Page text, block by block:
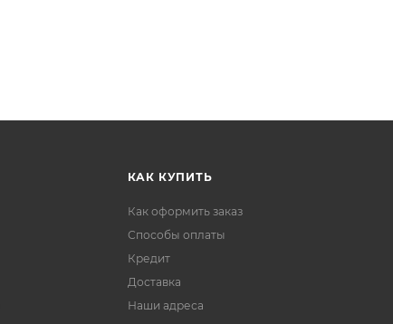
КАК КУПИТЬ
Как оформить заказ
Способы оплаты
Кредит
Доставка
Наши адреса